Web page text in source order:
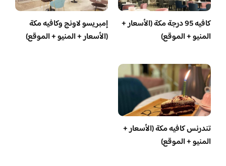
كافيه 95 درجة مكة (الأسعار +
المنيو + الموقع)
إمبريسو لاونج وكافيه مكة
(الأسعار + المنيو + الموقع)
تندرنس كافيه مكة (الأسعار +
المنيو + الموقع)